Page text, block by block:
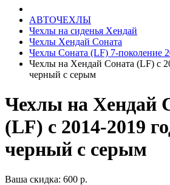
АВТОЧЕХЛЫ
Чехлы на сиденья Хендай
Чехлы Хендай Соната
Чехлы Соната (LF) 7-поколение
Чехлы на Хендай Соната (LF) с
черный с серым
Чехлы на Хендай
(LF) с 2014-2019
черный с серым
Ваша скидка: 600 р.